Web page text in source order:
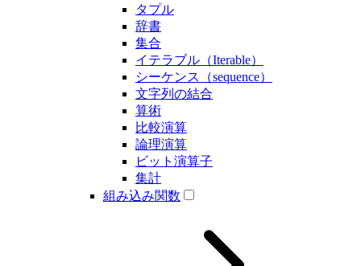
タプル
辞書
集合
イテラブル（Iterable）
シーケンス（sequence）
文字列の結合
算術
比較演算
論理演算
ビット演算子
集計
組み込み関数